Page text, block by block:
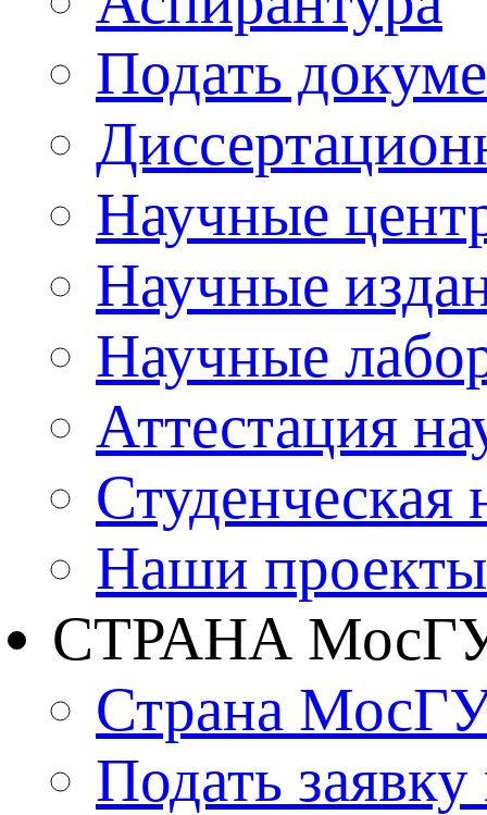
Подать
Научные
Научные
Научные
Аттестация
Студенческая
Наши проекты
СТРАНА
Страна
Подать